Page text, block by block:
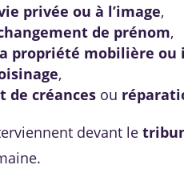
privée ou à l’image,
de prénom,
propriété mobilière ou
,
de créances ou
devant le